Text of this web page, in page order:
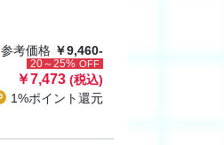
参考価格 ￥9,460-
20～25% OFF
￥7,473 (税込)
1%ポイント還元